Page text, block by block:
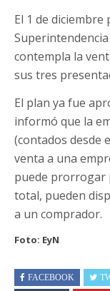
El 1 de diciembre
contempla la
sus tres
El plan ya fue
informó que la
(contados desde
venta a una
puede prorrogar
total, pueden
a un comprador.
Foto: EyN
FACEBOOK